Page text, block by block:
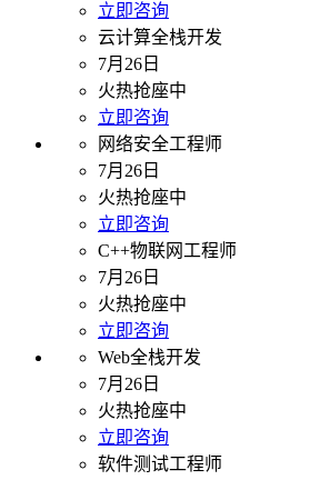
立即咨询
云计算全栈开发
7月26日
火热抢座中
立即咨询
网络安全工程师
7月26日
火热抢座中
立即咨询
C++物联网工程师
7月26日
火热抢座中
立即咨询
Web全栈开发
7月26日
火热抢座中
立即咨询
软件测试工程师